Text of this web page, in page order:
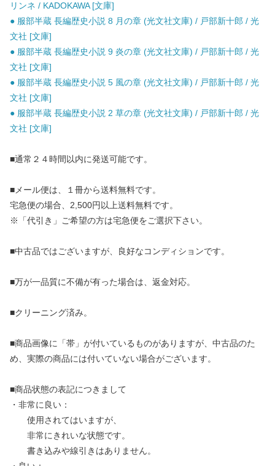
リンネ / KADOKAWA [文庫]
● 服部半蔵 長編歴史小説 8 月の章 (光文社文庫) / 戸部新十郎 / 光
文社 [文庫]
● 服部半蔵 長編歴史小説 9 炎の章 (光文社文庫) / 戸部新十郎 / 光
文社 [文庫]
● 服部半蔵 長編歴史小説 5 風の章 (光文社文庫) / 戸部新十郎 / 光
文社 [文庫]
● 服部半蔵 長編歴史小説 2 草の章 (光文社文庫) / 戸部新十郎 / 光
文社 [文庫]
■通常２４時間以内に発送可能です。
■メール便は、１冊から送料無料です。
宅急便の場合、2,500円以上送料無料です。
※「代引き」ご希望の方は宅急便をご選択下さい。
■中古品ではございますが、良好なコンディションです。
■万が一品質に不備が有った場合は、返金対応。
■クリーニング済み。
■商品画像に「帯」が付いているものがありますが、中古品のた
め、実際の商品には付いていない場合がございます。
■商品状態の表記につきまして
・非常に良い：
使用されてはいますが、
非常にきれいな状態です。
書き込みや線引きはありません。